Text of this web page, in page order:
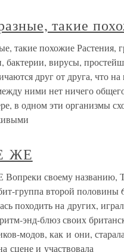
такие
такие похожие Растения,
бактерии, вирусы,
друг от друга, что
ними нет ничего
в одном эти организмы
ЖЕ
своему
группа второй половины
походить на других,
энд-блюз своих
модов, как и они,
сцене и участвовала